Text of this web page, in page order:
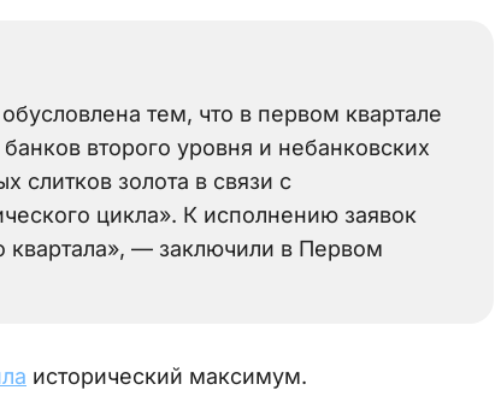
тем, что в первом квартале
второго уровня и небанковских
слитков золота в связи с
цикла». К исполнению заявок
квартала», — заключили в Первом
исторический максимум.